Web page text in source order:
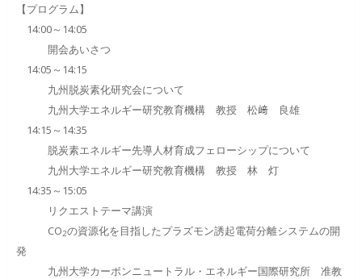
【プログラム】
14:00～14:05
開会あいさつ
14:05～14:15
九州脱炭素化研究会について
九州大学エネルギー研究教育機構 教授 松﨑 良雄
14:15～14:35
脱炭素エネルギー先導人材育成フェローシップについて
九州大学エネルギー研究教育機構 教授 林 灯
14:35～15:05
リクエストテーマ講演
CO2の資源化を目指したプラズモン誘起電荷分離システムの開
発
九州大学カーボンニュートラル・エネルギー国際研究所 准教